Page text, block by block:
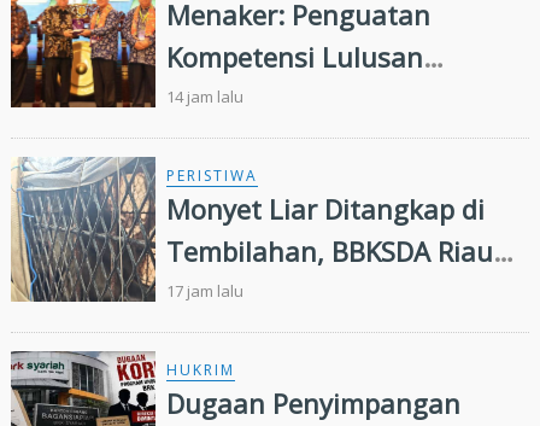
Menaker: Penguatan
Kompetensi Lulusan
Perguruan Tinggi Penting
untuk Menjawab Kebutuhan
Dunia Kerja
14 jam lalu
PERISTIWA
Monyet Liar Ditangkap di
Tembilahan, BBKSDA Riau
Lakukan Identifikasi
17 jam lalu
HUKRIM
Dugaan Penyimpangan